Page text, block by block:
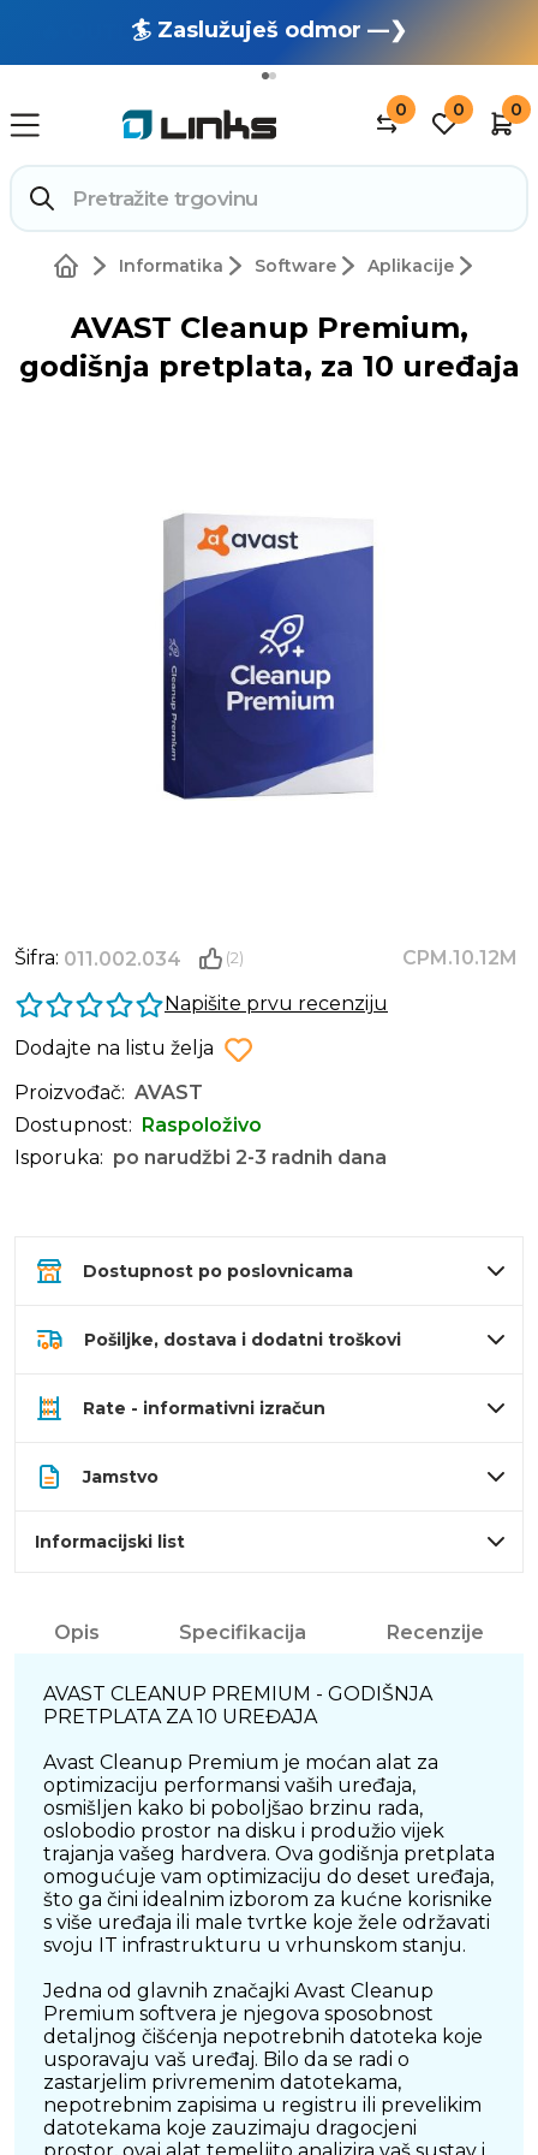
🏄 Zaslužuješ odmor —❯
🔥 OUTLET: TOTALNA RASPRODAJA —❯
0 0 0
Informatika Software Aplikacije
AVAST Cleanup Premium,
godišnja pretplata, za 10 uređaja
Šifra: 011.002.034 (2)
CPM.10.12M
Napišite prvu recenziju
Dodajte na listu želja
Proizvođač: AVAST
Dostupnost:
Raspoloživo
Isporuka: po narudžbi 2-3 radnih dana
Dostupnost po poslovnicama
Pošiljke, dostava i dodatni troškovi
Rate - informativni izračun
Jamstvo
Informacijski list
Opis Specifikacija Recenzije
AVAST CLEANUP PREMIUM - GODIŠNJA
PRETPLATA ZA 10 UREĐAJA
Avast Cleanup Premium je moćan alat za
optimizaciju performansi vaših uređaja,
osmišljen kako bi poboljšao brzinu rada,
oslobodio prostor na disku i produžio vijek
trajanja vašeg hardvera. Ova godišnja pretplata
omogućuje vam optimizaciju do deset uređaja,
što ga čini idealnim izborom za kućne korisnike
s više uređaja ili male tvrtke koje žele održavati
svoju IT infrastrukturu u vrhunskom stanju.
Jedna od glavnih značajki Avast Cleanup
Premium softvera je njegova sposobnost
detaljnog čišćenja nepotrebnih datoteka koje
usporavaju vaš uređaj. Bilo da se radi o
zastarjelim privremenim datotekama,
nepotrebnim zapisima u registru ili prevelikim
datotekama koje zauzimaju dragocjeni